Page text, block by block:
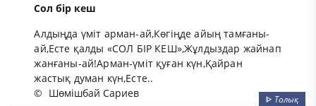
Сол бір кеш
Алдыңда үміт арман-ай,Көгіңде айың тамғаны-
ай,Есте қалды «СОЛ БІР КЕШ»,Жұлдыздар жайнап
жанғаны-ай!Арман-үміт қуған күн,Қайран
жастық думан күн,Есте..
© Шөмішбай Сариев ᐈ Толық